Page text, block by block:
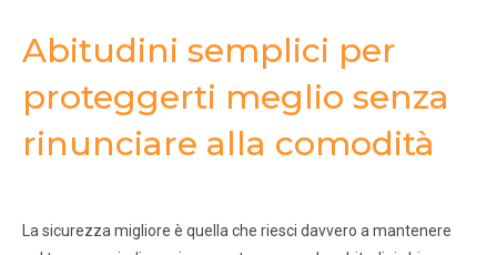
Abitudini semplici per
proteggerti meglio senza
rinunciare alla comodità
La sicurezza migliore è quella che riesci davvero a mantenere